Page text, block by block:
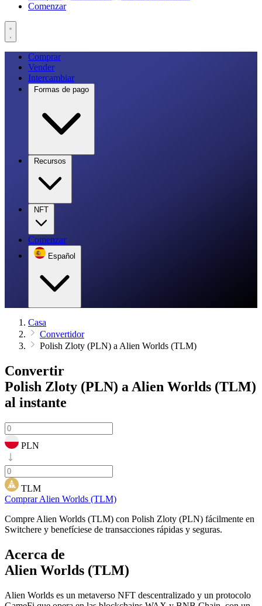
Comenzar
Comprar
Vender
Intercambiar
Formas de pago
Recursos
NFT
Comenzar
Español
Casa
Convertidor
Polish Zloty (PLN) a Alien Worlds (TLM)
Convertir
Polish Zloty (PLN) a Alien Worlds (TLM)
al instante
PLN
TLM
Comprar Alien Worlds (TLM)
Compre Alien Worlds (TLM) con Polish Zloty (PLN) fácilmente en
Switchere y benefíciese de transacciones rápidas y seguras.
Acerca de
Alien Worlds (TLM)
Alien Worlds es un metaverso NFT descentralizado y un protocolo